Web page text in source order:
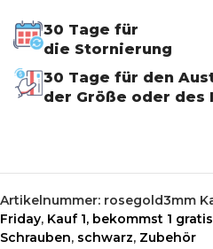
30 Tage für
die Stornierung
30 Tage für den
der Größe oder des
Artikelnummer: rosegold3mm
Friday, Kauf 1, bekommst 1 gratis
Schrauben, schwarz, Zubehör